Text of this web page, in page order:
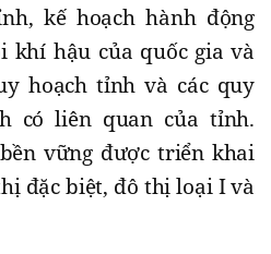
kế hoạch hành động
khí hậu của quốc gia và
hoạch tỉnh và các quy
có liên quan của tỉnh.
vững được triển khai
đặc biệt, đô thị loại I và